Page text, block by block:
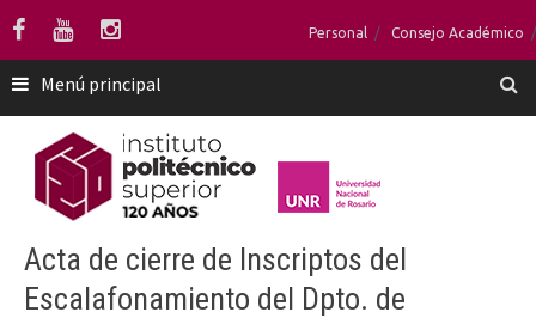
Saltar
contenido
Personal Consejo Académico
Menú principal
Acta de cierre de Inscriptos del
Escalafonamiento del Dpto. de